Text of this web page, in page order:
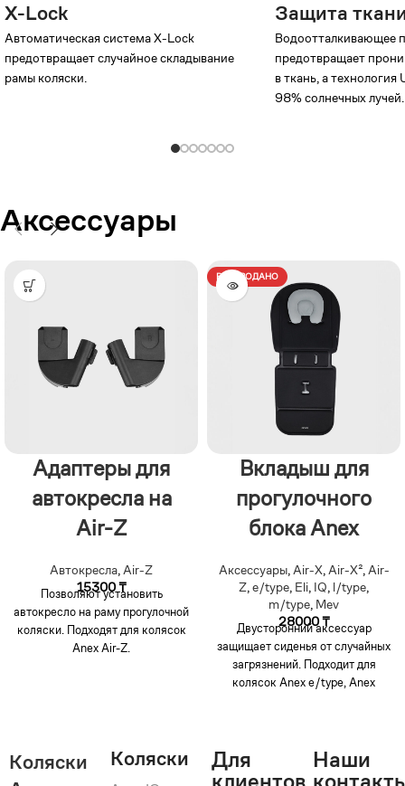
X-Lock
Автоматическая система X-Lock
предотвращает случайное складывание
рамы коляски.
Защита
Водоотталкивающее
предотвращает
в ткань, а
98% солнечных лучей.
Аксессуары
Адаптеры для
автокресла на
Air-Z
Автокресла,Air-Z
15300₸
Позволяют установить
автокресло на раму прогулочной
коляски. Подходят для колясок
Anex Air-Z.
РАСПРОДАНО
Вкладыш для
прогулочного
блока Anex
Аксессуары,Air-X,Air-X²,Air-
Z,e/type, Eli, IQ, l/type,
m/type, Mev
28000₸
Двусторонний аксессуар
защищает сиденья от случайных
загрязнений. Подходит для
колясок Anex e/type, Anex
Коляски
Коляски
Для
Наши